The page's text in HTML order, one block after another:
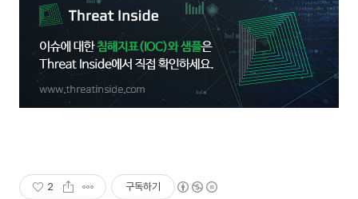
2 구독하기